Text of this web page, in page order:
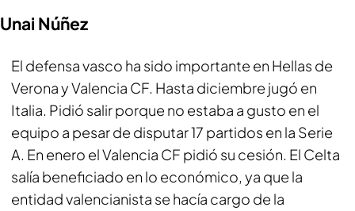
Unai Núñez
El defensa vasco ha sido importante en Hellas de
Verona y Valencia CF. Hasta diciembre jugó en
Italia. Pidió salir porque no estaba a gusto en el
equipo a pesar de disputar 17 partidos en la Serie
A. En enero el Valencia CF pidió su cesión. El Celta
salía beneficiado en lo económico, ya que la
entidad valencianista se hacía cargo de la